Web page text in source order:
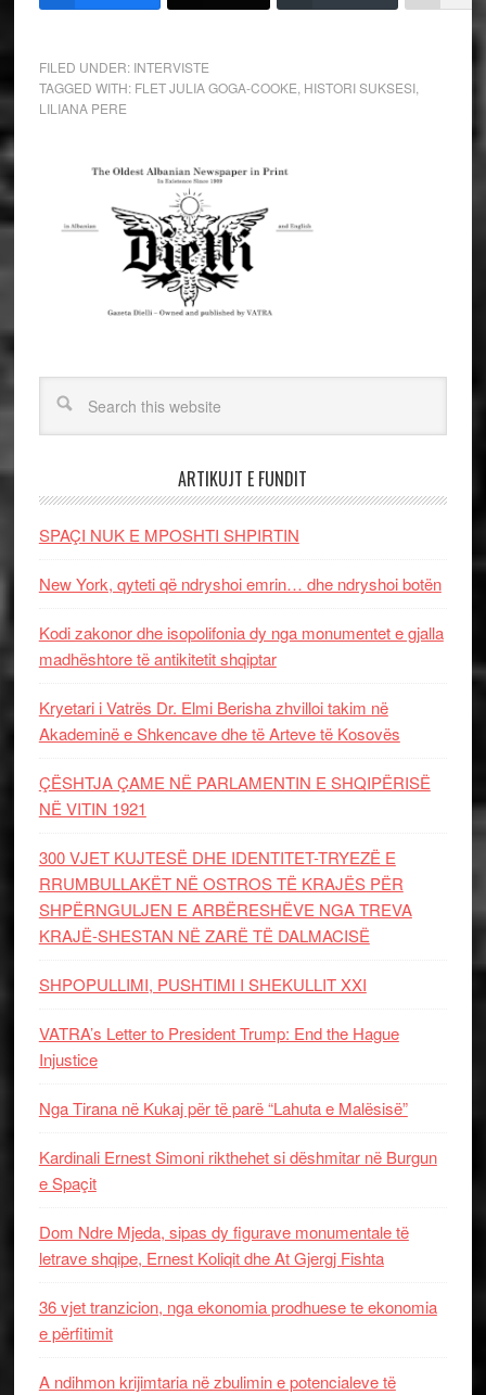
FILED UNDER: INTERVISTE
TAGGED WITH: FLET JULIA GOGA-COOKE HISTORI SUKSESI,
LILIANA PERE
ARTIKUJT E FUNDIT
SPAÇI NUK E MPOSHTI SHPIRTIN
New York, qyteti që ndryshoi emrin… dhe ndryshoi botën
Kodi zakonor dhe isopolifonia dy nga monumentet e gjalla
madhështore të antikitetit shqiptar
Kryetari i Vatrës Dr. Elmi Berisha zhvilloi takim në
Akademinë e Shkencave dhe të Arteve të Kosovës
ÇËSHTJA ÇAME NË PARLAMENTIN E SHQIPËRISË
NË VITIN 1921
300 VJET KUJTESË DHE IDENTITET-TRYEZË E
RRUMBULLAKËT NË OSTROS TË KRAJËS PËR
SHPËRNGULJEN E ARBËRESHËVE NGA TREVA
KRAJË-SHESTAN NË ZARË TË DALMACISË
SHPOPULLIMI, PUSHTIMI I SHEKULLIT XXI
VATRA’s Letter to President Trump: End the Hague
Injustice
Nga Tirana në Kukaj për të parë “Lahuta e Malësisë”
Kardinali Ernest Simoni rikthehet si dëshmitar në Burgun
e Spaçit
Dom Ndre Mjeda, sipas dy figurave monumentale të
letrave shqipe, Ernest Koliqit dhe At Gjergj Fishta
36 vjet tranzicion, nga ekonomia prodhuese te ekonomia
e përfitimit
A ndihmon krijimtaria në zbulimin e potencialeve të